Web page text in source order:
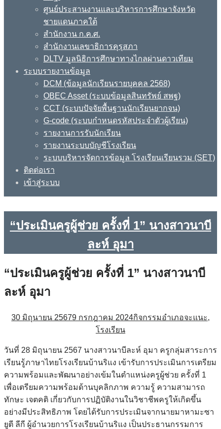
ศูนย์ประสานงานและบริหารการศึกษาจังหวัด
ชายแดนภาคใต้
สำนักงาน ก.ค.ศ.
สำนักงานเลขาธิการคุรุสภา
DLTV มูลนิธิการศึกษาทางไกลผ่านดาวเทียม
ระบบรายงานข้อมูล
DCM (ข้อมูลนักเรียนรายบุคคล 2568)
OBEC Asset (ระบบข้อมูลสินทรัพย์ สพฐ)
CCT (ระบบปัจจัยพื้นฐานนักเรียนยากจน)
G-code (ระบบกำหนดรหัสประจำตัวผู้เรียน)
รายงานการรับนักเรียน
รายงานระบบบัญชีโรงเรียน
ระบบบริหารจัดการข้อมูล โรงเรียนเรียนรวม (SET)
ติดต่อเรา
เข้าสู่ระบบ
“ประเมินครูผู้ช่วย ครั้งที่ 1” นางสาวนาบี
ละห์ อุมา
“ประเมินครูผู้ช่วย ครั้งที่ 1” นางสาวนาบี
ละห์ อุมา
30 มิถุนายน 25679 กรกฎาคม 2024กิจกรรมอำเภอจะแนะ,
โรงเรียน
วันที่ 28 มิถุนายน 2567 นางสาวนาบีละห์ อุมา ครูกลุ่มสาระการ
เรียนรู้ภาษาไทยโรงเรียนบ้านริแง เข้ารับการประเมินการเตรียม
ความพร้อมและพัฒนาอย่างเข้มในตำแหน่งครูผู้ช่วย ครั้งที่ 1
เพื่อเตรียมความพร้อมด้านบุคลิกภาพ ความรู้ ความสามารถ
ทักษะ เจตคติ เกี่ยวกับการปฏิบัติงานในวิชาชีพครูให้เกิดขึ้น
อย่างมีประสิทธิภาพ โดยได้รับการประเมินจากนายมาหามะซา
ยูตี ลีกี ผู้อำนวยการโรงเรียนบ้านริแง เป็นประธานกรรมการ